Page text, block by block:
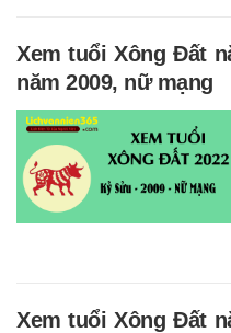
Xem tuổi Xông Đất
năm 2009, nữ mạng
Xem tuổi Xông Đất